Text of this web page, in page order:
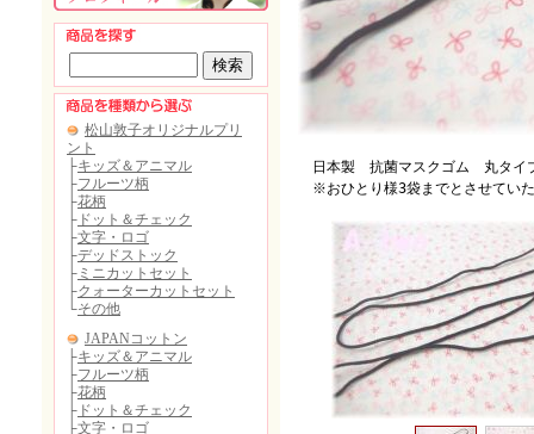
日本製 抗菌マスクゴム 丸タイ
※おひとり様3袋までとさせてい